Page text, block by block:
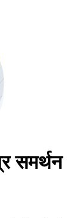
समर्थन